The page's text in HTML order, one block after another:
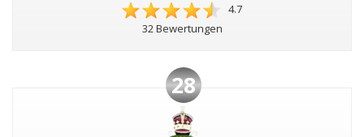
4.7
32 Bewertungen
28